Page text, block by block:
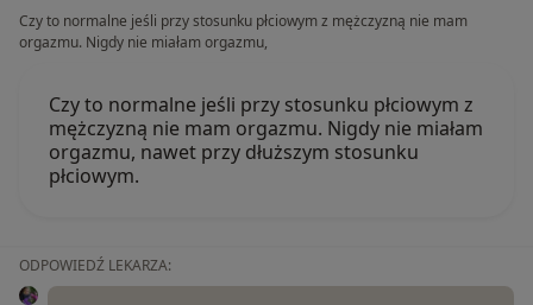
Czy to normalne jeśli przy stosunku płciowym z mężczyzną nie mam
orgazmu. Nigdy nie miałam orgazmu,
Czy to normalne jeśli przy stosunku płciowym z
mężczyzną nie mam orgazmu. Nigdy nie miałam
orgazmu, nawet przy dłuższym stosunku
płciowym.
ODPOWIEDŹ LEKARZA: